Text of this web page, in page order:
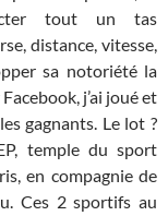
tout un tas
distance, vitesse,
sa notoriété la
j’ai joué et
gagnants. Le lot ?
temple du sport
en compagnie de
Ces 2 sportifs au